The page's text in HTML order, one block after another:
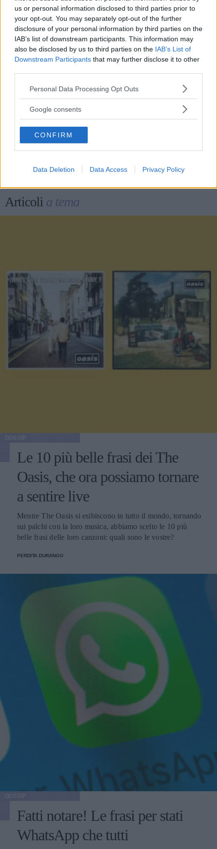
us or personal information disclosed to third parties prior to
your opt-out. You may separately opt-out of the further
disclosure of your personal information by third parties on the
IAB’s list of downstream participants. This information may
also be disclosed by us to third parties on the IAB’s List of
Downstream Participants that may further disclose it to other
Please note that this website/app uses one or more Google
not limited to your visit or usage behaviour. You may click to
use your data for below specified purposes in below Google
consent section.
Personal Data Processing Opt Outs
Google consents
CONFIRM
Data Deletion Data Access Privacy Policy
Il "diritto di parola a legioni di imbecilli" e le
altre frasi di Umberto Eco
Le più belle frasi e aforismi di Khalil Gibran su
amore, vita e libertà
Mantra per la primavera: le migliori frasi da
ripetere per la fioritura personale
Le frasi più belle scritte da Damiano David, con
i Måneskin e da solista
Articoli a tema
Le 10 più belle frasi dei The
Oasis, che ora possiamo tornare
a sentire live
Mentre The Oasis si esibiscono in tutto il mondo, tornando
sui palchi con la loro musica, abbiamo scelto le 10 più
belle frasi delle loro canzoni: quali sono le vostre?
PERDITA DURANGO
Fatti notare! Le frasi per stati
WhatsApp che tutti